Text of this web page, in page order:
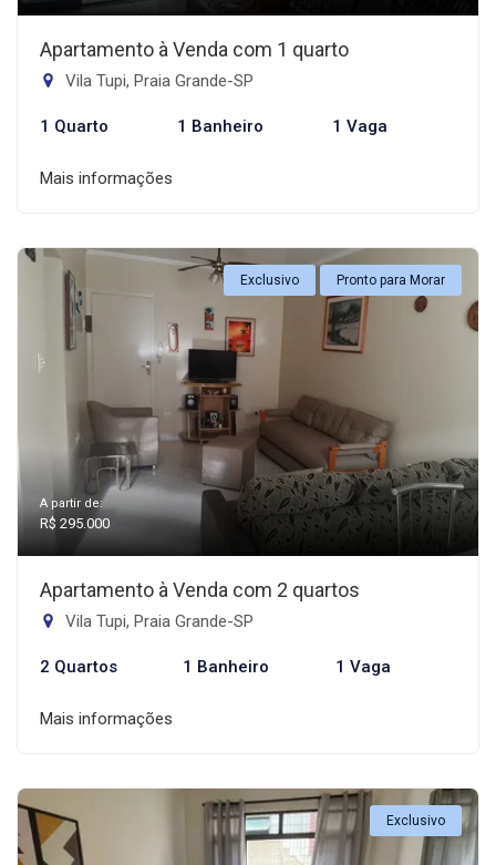
Apartamento à Venda com 1 quarto
Vila Tupi, Praia Grande-SP
1 Quarto 1 Banheiro 1 Vaga
Mais informações
Exclusivo Pronto para Morar
A partir de:
R$ 295.000
Apartamento à Venda com 2 quartos
Vila Tupi, Praia Grande-SP
2 Quartos 1 Banheiro 1 Vaga
Mais informações
Exclusivo